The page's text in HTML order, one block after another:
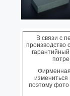
В связи с
производство
измениться
поэтому фото